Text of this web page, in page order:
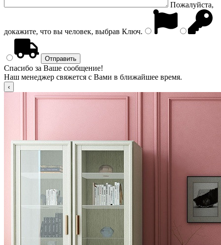
Пожалуйста,
докажите, что вы человек, выбрав Ключ.
Спасибо за Ваше сообщение!
Наш менеджер свяжется с Вами в ближайшее время.